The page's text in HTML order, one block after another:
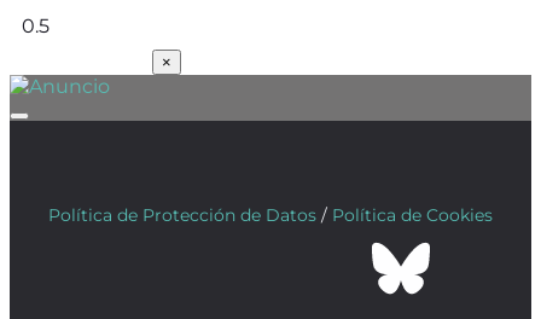
×
Política de Protección de Datos / Política de Cookies